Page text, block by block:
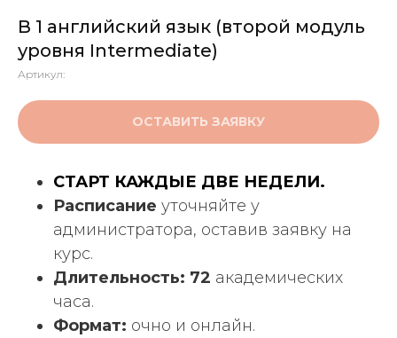
В 1 английский язык (второй модуль
уровня Intermediate)
Артикул:
ОСТАВИТЬ ЗАЯВКУ
СТАРТ КАЖДЫЕ ДВЕ НЕДЕЛИ.
Расписание уточняйте у
администратора, оставив заявку на
курс.
Длительность: 72 академических
часа.
Формат: очно и онлайн.